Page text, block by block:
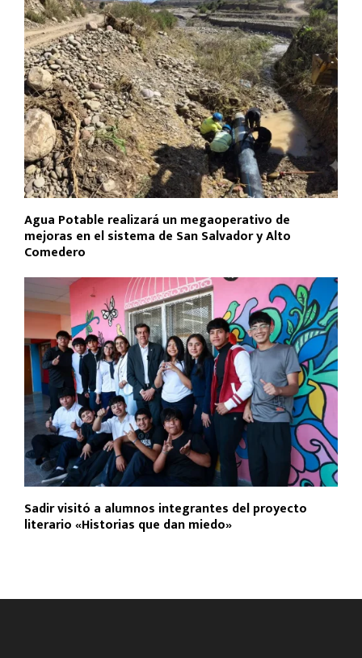
Agua Potable realizará un megaoperativo de
mejoras en el sistema de San Salvador y Alto
Comedero
Sadir visitó a alumnos integrantes del proyecto
literario «Historias que dan miedo»